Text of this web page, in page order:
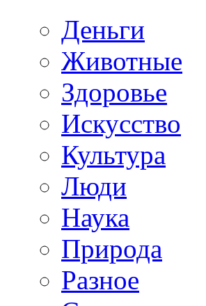
Деньги
Животные
Здоровье
Искусство
Культура
Люди
Наука
Природа
Разное